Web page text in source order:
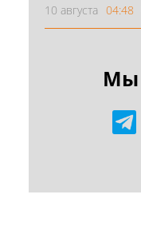
10 августа 04:48
Мы